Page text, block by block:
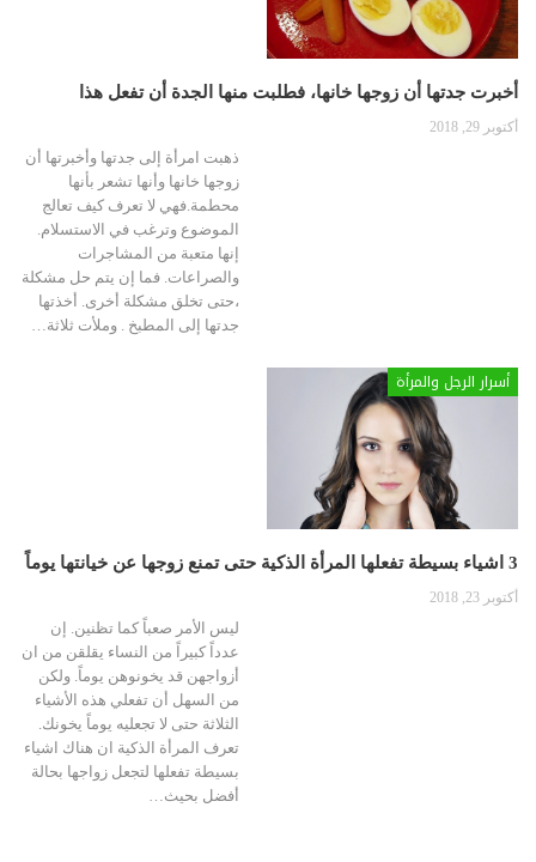
أخبرت جدتها أن زوجها خانها، فطلبت منها الجدة أن تفعل هذا
أكتوبر 29, 2018
ذهبت امرأة إلى جدتها وأخبرتها أن
زوجها خانها وأنها تشعر بأنها
محطمة.فهي لا تعرف كيف تعالج
الموضوع وترغب في الاستسلام.
إنها متعبة من المشاجرات
والصراعات. فما إن يتم حل مشكلة
،حتى تخلق مشكلة أخرى. أخذتها
جدتها إلى المطبخ . وملأت ثلاثة…
أسرار الرجل والمرأة
3 اشياء بسيطة تفعلها المرأة الذكية حتى تمنع زوجها عن خيانتها يوماً
أكتوبر 23, 2018
ليس الأمر صعباً كما تظنين. إن
عدداً كبيراً من النساء يقلقن من ان
أزواجهن قد يخونوهن يوماً. ولكن
من السهل أن تفعلي هذه الأشياء
الثلاثة حتى لا تجعليه يوماً يخونك.
تعرف المرأة الذكية ان هناك اشياء
بسيطة تفعلها لتجعل زواجها بحالة
أفضل بحيث…